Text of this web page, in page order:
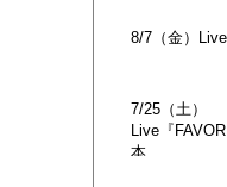
8/7（金）
7/25（土）
Live『
本